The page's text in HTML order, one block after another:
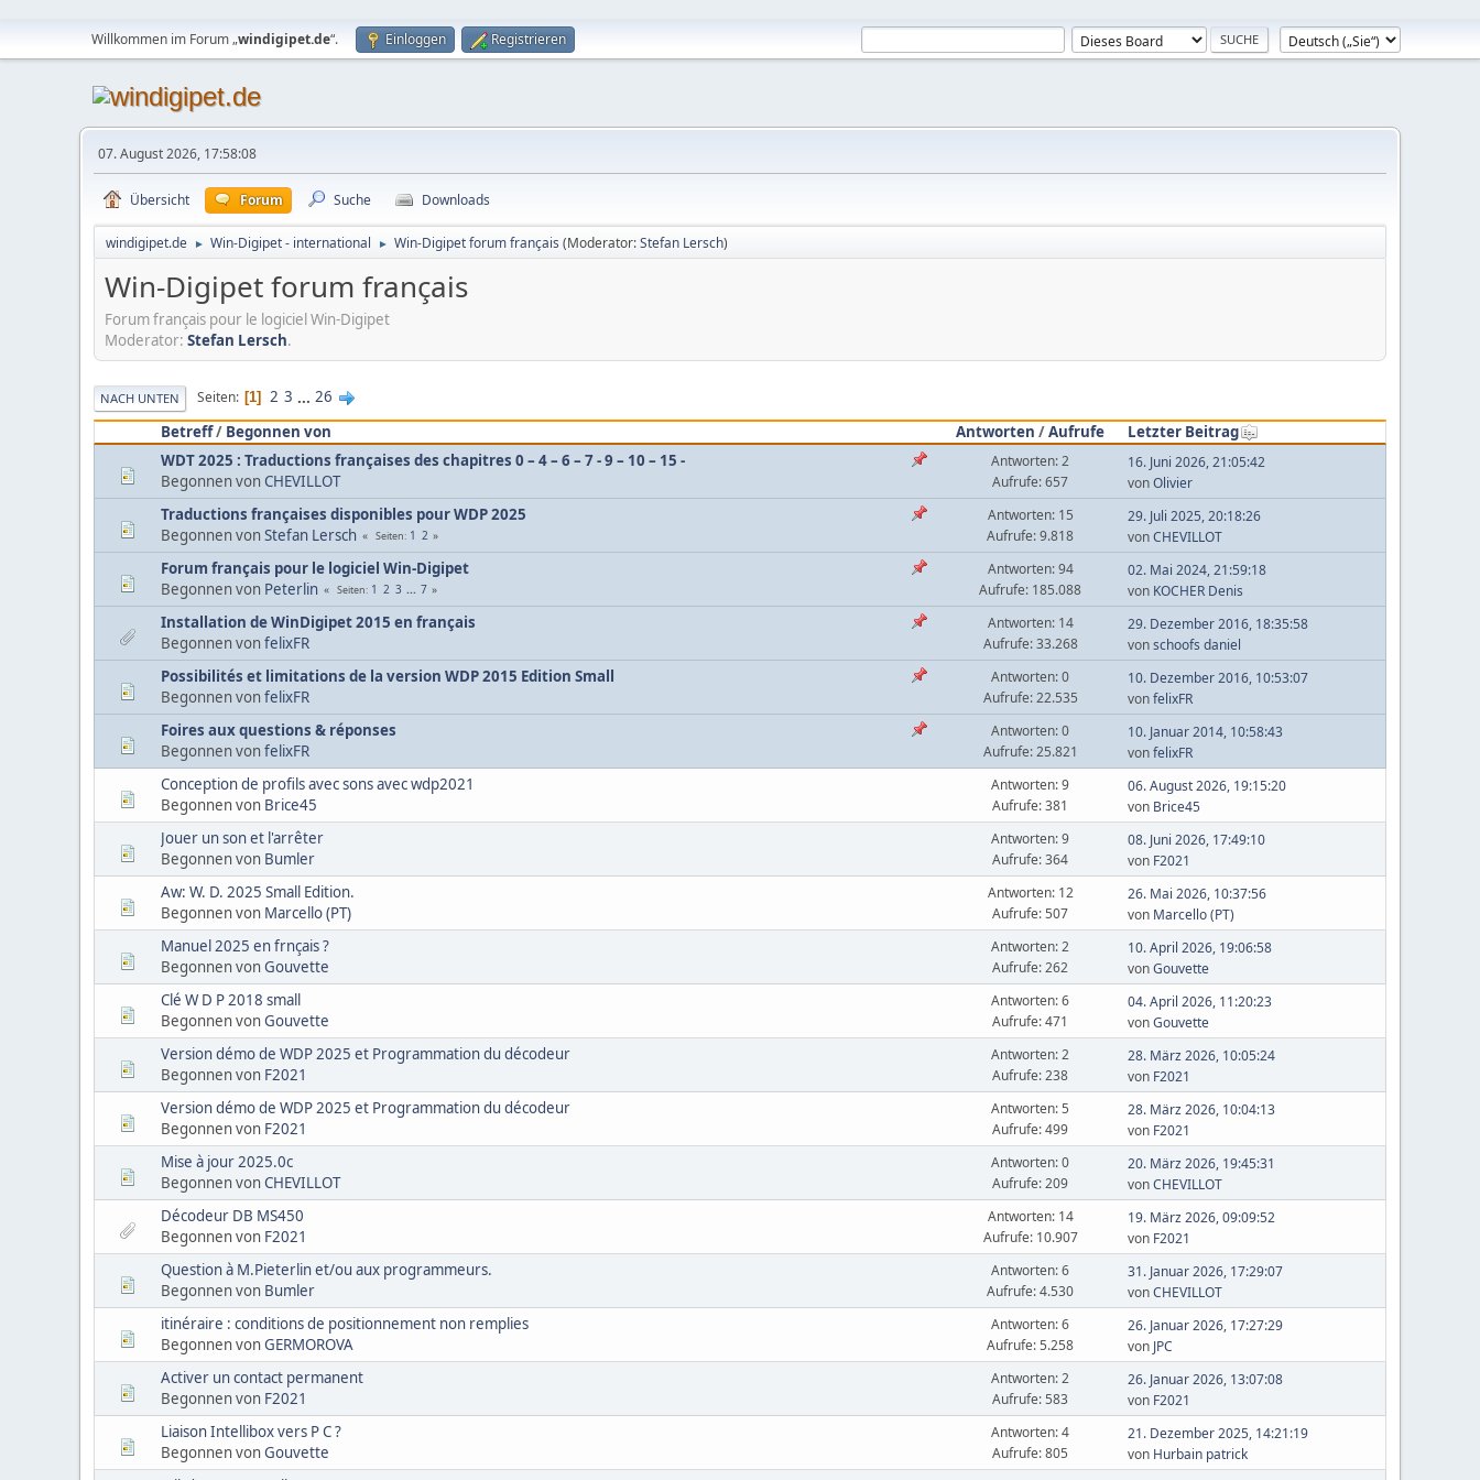
Willkommen im Forum „windigipet.de“. Einloggen Registrieren
07. August 2026, 17:58:08
Übersicht Forum Suche Downloads
windigipet.de ► Win-Digipet - international ► Win-Digipet forum français (Moderator:Stefan Lersch)
Win-Digipet forum français
Forum français pour le logiciel Win-Digipet
Moderator: Stefan Lersch.
NACH UNTEN Seiten 1 2 3 ... 26
Betreff/ Begonnen von Antworten /Aufrufe
Letzter Beitrag
WDT 2025 : Traductions françaises des chapitres 0 – 4 – 6 – 7 - 9 – 10 – 15 -
Begonnen von CHEVILLOT
Antworten: 2
Aufrufe: 657
16. Juni 2026, 21:05:42
vonOlivier
Traductions françaises disponibles pour WDP 2025
Begonnen vonStefan Lersch Seiten 1 2
Antworten: 15
Aufrufe: 9.818
29. Juli 2025, 20:18:26
vonCHEVILLOT
Forum français pour le logiciel Win-Digipet
Begonnen von Peterlin Seiten 1 2 3 ... 7
Antworten: 94
Aufrufe: 185.088
02. Mai 2024, 21:59:18
von KOCHER Denis
Installation de WinDigipet 2015 en français
Begonnen vonfelixFR
Antworten: 14
Aufrufe: 33.268
29. Dezember 2016, 18:35:58
vonschoofs daniel
Possibilités et limitations de la version WDP 2015 Edition Small
Begonnen vonfelixFR
Antworten: 0
Aufrufe: 22.535
10. Dezember 2016, 10:53:07
vonfelixFR
Foires aux questions & réponses
Begonnen vonfelixFR
Antworten: 0
Aufrufe: 25.821
10. Januar 2014, 10:58:43
vonfelixFR
Conception de profils avec sons avec wdp2021
Begonnen von Brice45
Antworten: 9
Aufrufe: 381
06. August 2026, 19:15:20
von Brice45
Jouer un son et l'arrêter
Begonnen von Bumler
Antworten: 9
Aufrufe: 364
08. Juni 2026, 17:49:10
von F2021
Aw: W. D. 2025 Small Edition.
Begonnen von Marcello (PT)
Antworten: 12
Aufrufe: 507
26. Mai 2026, 10:37:56
von Marcello (PT)
Manuel 2025 en frnçais ?
Begonnen vonGouvette
Antworten: 2
Aufrufe: 262
10. April 2026, 19:06:58
vonGouvette
Clé W D P 2018 small
Begonnen vonGouvette
Antworten: 6
Aufrufe: 471
04. April 2026, 11:20:23
vonGouvette
Version démo de WDP 2025 et Programmation du décodeur
Begonnen von F2021
Antworten: 2
Aufrufe: 238
28. März 2026, 10:05:24
von F2021
Version démo de WDP 2025 et Programmation du décodeur
Begonnen von F2021
Antworten: 5
Aufrufe: 499
28. März 2026, 10:04:13
von F2021
Mise à jour 2025.0c
Begonnen vonCHEVILLOT
Antworten: 0
Aufrufe: 209
20. März 2026, 19:45:31
vonCHEVILLOT
Décodeur DB MS450
Begonnen von F2021
Antworten: 14
Aufrufe: 10.907
19. März 2026, 09:09:52
von F2021
Question à M.Pieterlin et/ou aux programmeurs.
Begonnen von Bumler
Antworten: 6
Aufrufe: 4.530
31. Januar 2026, 17:29:07
vonCHEVILLOT
itinéraire : conditions de positionnement non remplies
Begonnen vonGERMOROVA
Antworten: 6
Aufrufe: 5.258
26. Januar 2026, 17:27:29
von JPC
Activer un contact permanent
Begonnen von F2021
Antworten: 2
Aufrufe: 583
26. Januar 2026, 13:07:08
von F2021
Liaison Intellibox vers P C ?
Begonnen vonGouvette
Antworten: 4
Aufrufe: 805
21. Dezember 2025, 14:21:19
von Hurbain patrick